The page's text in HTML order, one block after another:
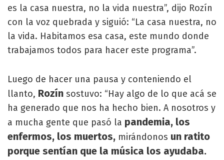
es la casa nuestra, no la vida nuestra”, dijo Rozín
con la voz quebrada y siguió: “La casa nuestra, no
la vida. Habitamos esa casa, este mundo donde
trabajamos todos para hacer este programa”.
Luego de hacer una pausa y conteniendo el
llanto, Rozín sostuvo: “Hay algo de lo que acá se
ha generado que nos ha hecho bien. A nosotros y
a mucha gente que pasó la pandemia, los
enfermos, los muertos, mirándonos un ratito
porque sentían que la música los ayudaba.